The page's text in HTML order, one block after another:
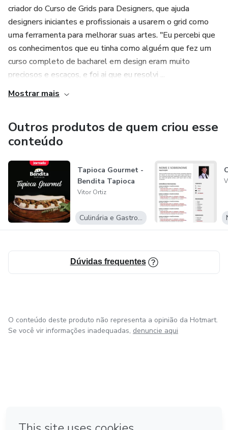
criador do Curso de Grids para Designers, que ajuda
designers iniciantes e profissionais a usarem o grid como
uma ferramenta para melhorar suas artes. "Eu percebi que
os conhecimentos que eu tinha como alguém que fez um
curso completo de bacharel em design eram muito
preciosos e escaços, e foi ai que eu resolvi ...
Mostrar mais
Outros produtos de quem criou esse
conteúdo
Tapioca Gourmet -
Bendita Tapioca
Vitor Ortiz
Culinária e Gastronomia
Dúvidas frequentes
O conteúdo deste produto não representa a opinião da Hotmart.
Se você vir informações inadequadas, denuncie aqui
Feito com ❤ na Cidade do México